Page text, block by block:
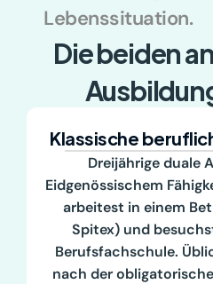
Lebenssituation.
Die beiden
Klassische
Dreijährige duale
Eidgenössischem
arbeitest in einem
Spitex) und
Berufsfachschule.
nach der